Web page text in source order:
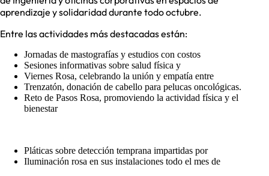
aprendizaje y solidaridad durante todo octubre.
Entre las actividades más destacadas están:
Jornadas de mastografías y estudios con costos
Sesiones informativas sobre salud física y
Viernes Rosa, celebrando la unión y empatía entre
Trenzatón, donación de cabello para pelucas oncológicas.
Reto de Pasos Rosa, promoviendo la actividad física y el
bienestar
Pláticas sobre detección temprana impartidas por
Iluminación rosa en sus instalaciones todo el mes de